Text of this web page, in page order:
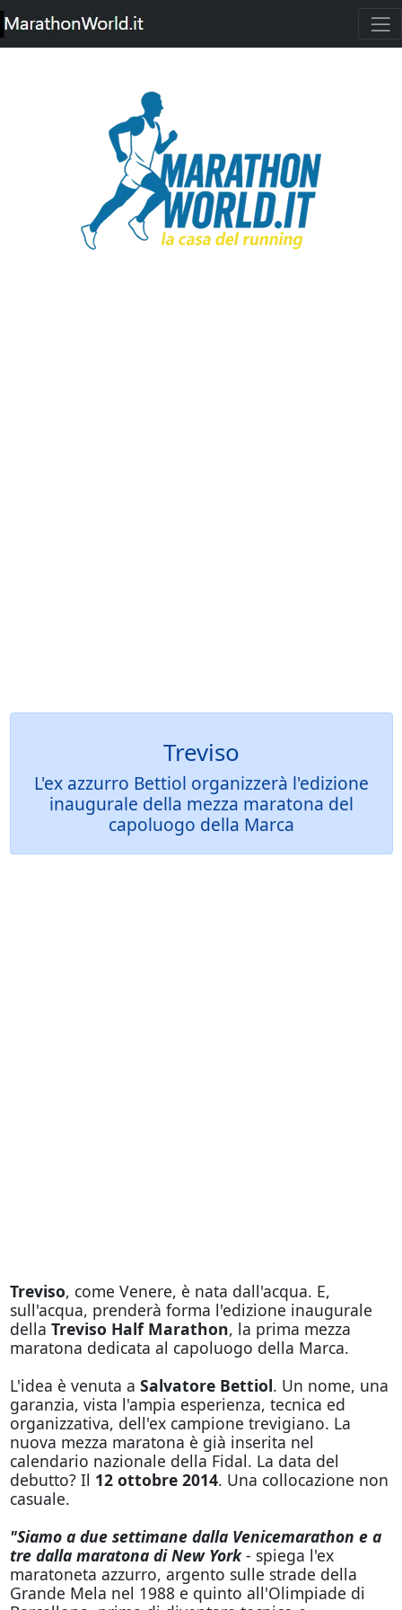
Treviso
L'ex azzurro Bettiol organizzerà l'edizione
inaugurale della mezza maratona del
capoluogo della Marca
Treviso, come Venere, è nata dall'acqua. E,
sull'acqua, prenderà forma l'edizione inaugurale
della Treviso Half Marathon, la prima mezza
maratona dedicata al capoluogo della Marca.
L'idea è venuta a Salvatore Bettiol. Un nome, una
garanzia, vista l'ampia esperienza, tecnica ed
organizzativa, dell'ex campione trevigiano. La
nuova mezza maratona è già inserita nel
calendario nazionale della Fidal. La data del
debutto? Il 12 ottobre 2014. Una collocazione non
casuale.
"Siamo a due settimane dalla Venicemarathon e a
tre dalla maratona di New York- spiega l'ex
maratoneta azzurro, argento sulle strade della
Grande Mela nel 1988 e quinto all'Olimpiade di